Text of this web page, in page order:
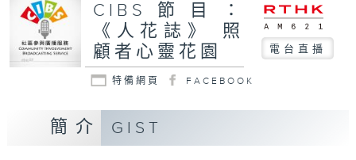
CIBS節目：
《人花誌》 照
顧者心靈花園
電台直播
特備網頁 FACEBOOK
簡介 GIST